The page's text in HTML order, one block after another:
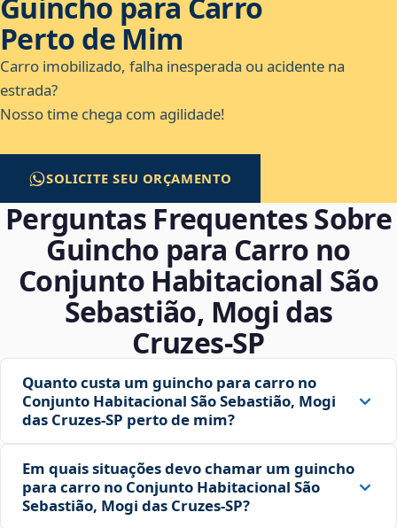
Guincho para Carro
Perto de Mim
Carro imobilizado, falha inesperada ou acidente na
estrada?
Nosso time chega com agilidade!
SOLICITE SEU ORÇAMENTO
Perguntas Frequentes Sobre
Guincho para Carro no
Conjunto Habitacional São
Sebastião, Mogi das
Cruzes‑SP
Quanto custa um guincho para carro no
Conjunto Habitacional São Sebastião, Mogi
das Cruzes‑SP perto de mim?
Em quais situações devo chamar um guincho
para carro no Conjunto Habitacional São
Sebastião, Mogi das Cruzes‑SP?